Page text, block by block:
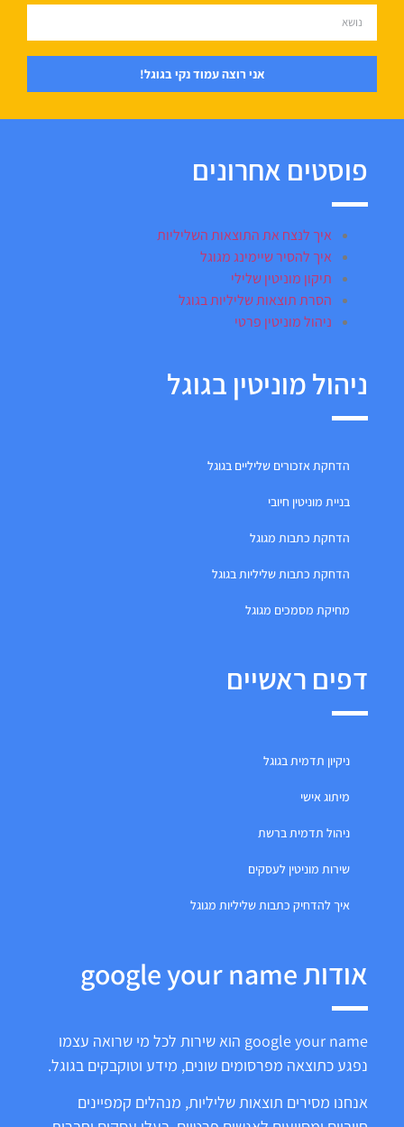
אני רוצה עמוד נקי בגוגל!
פוסטים אחרונים
איך לנצח את התוצאות השליליות
איך להסיר שיימינג מגוגל
תיקון מוניטין שלילי
הסרת תוצאות שליליות בגוגל
ניהול מוניטין פרטי
ניהול מוניטין בגוגל
הדחקת אזכורים שליליים בגוגל
בניית מוניטין חיובי
הדחקת כתבות מגוגל
הדחקת כתבות שליליות בגוגל
מחיקת מסמכים מגוגל
דפים ראשיים
ניקיון תדמית בגוגל
מיתוג אישי
ניהול תדמית ברשת
שירות מוניטין לעסקים
איך להדחיק כתבות שליליות מגוגל
אודות google your name
google your name הוא שירות לכל מי שרואה עצמו
נפגע כתוצאה מפרסומים שונים, מידע וטוקבקים בגוגל.
אנחנו מסירים תוצאות שליליות, מנהלים קמפיינים